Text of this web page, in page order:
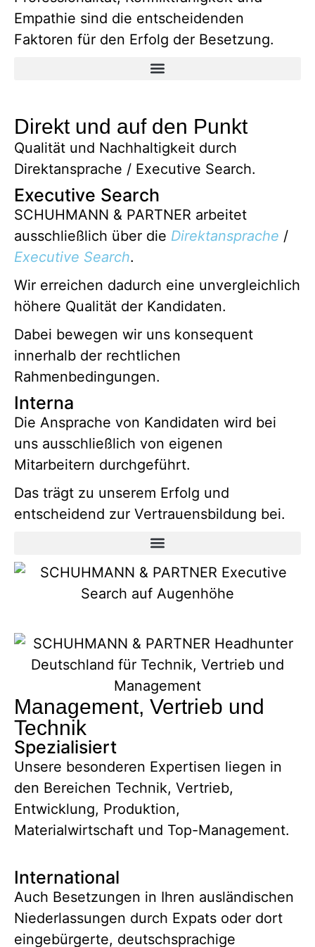
Empathie sind die entscheidenden
Faktoren für den Erfolg der Besetzung.
Direkt und auf den Punkt
Qualität und Nachhaltigkeit durch
Direktansprache / Executive Search.
Executive Search
SCHUHMANN & PARTNER arbeitet
ausschließlich über die Direktansprache /
Executive Search.
Wir erreichen dadurch eine unvergleichlich
höhere Qualität der Kandidaten.
Dabei bewegen wir uns konsequent
innerhalb der rechtlichen
Rahmenbedingungen.
Interna
Die Ansprache von Kandidaten wird bei
uns ausschließlich von eigenen
Mitarbeitern durchgeführt.
Das trägt zu unserem Erfolg und
entscheidend zur Vertrauensbildung bei.
Management, Vertrieb und
Technik
Spezialisiert
Unsere besonderen Expertisen liegen in
den Bereichen Technik, Vertrieb,
Entwicklung, Produktion,
Materialwirtschaft und Top-Management.
International
Auch Besetzungen in Ihren ausländischen
Niederlassungen durch Expats oder dort
eingebürgerte, deutschsprachige